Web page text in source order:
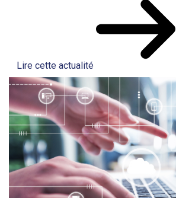
Lire cette actualité